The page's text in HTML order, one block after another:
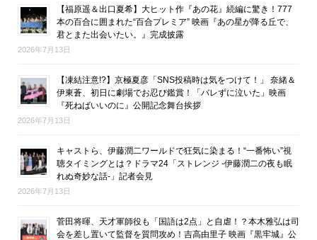
【福原遥＆出口夏希】大ヒット作『あの花』続編に驚き！777
本の百合に囲まれた“百合プレミア” 映画『あの星が降る丘で、
君とまた出会いたい。』完成披露
2026年7月13日
【凍結注意!?】京極夏彦「SNS投稿時は気をつけて！」 奈緒＆
伊東蒼、初日に劇場でお忍び鑑賞！「バレずに泣いた」映画
『死ねばいいのに』公開記念舞台挨拶
2026年7月13日
キャストら、伊藤潤二ワールドで狂気に染まる！“一番怖い”視
聴タイミングとは？ドラマ24「ストレンジ -伊藤潤二の夜も眠
れぬ奇妙な話-」記者会見
2026年7月13日
菅田将暉、天才軍師役も「国語は2点」と自虐！？本木雅弘は司
会を差し置いて監督を質問攻め！吉高由里子 映画『黒牢城』公